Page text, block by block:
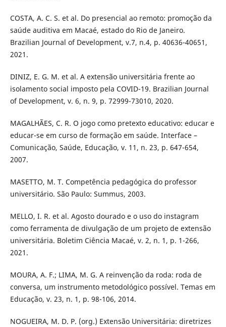
COSTA, A. C. S. et al. Do presencial ao remoto: promoção da
saúde auditiva em Macaé, estado do Rio de Janeiro.
Brazilian Journal of Development, v.7, n.4, p. 40636-40651,
2021.
DINIZ, E. G. M. et al. A extensão universitária frente ao
isolamento social imposto pela COVID-19. Brazilian Journal
of Development, v. 6, n. 9, p. 72999-73010, 2020.
MAGALHÃES, C. R. O jogo como pretexto educativo: educar e
educar-se em curso de formação em saúde. Interface –
Comunicação, Saúde, Educação, v. 11, n. 23, p. 647-654,
2007.
MASETTO, M. T. Competência pedagógica do professor
universitário. São Paulo: Summus, 2003.
MELLO, I. R. et al. Agosto dourado e o uso do instagram
como ferramenta de divulgação de um projeto de extensão
universitária. Boletim Ciência Macaé, v. 2, n. 1, p. 1-266,
2021.
MOURA, A. F.; LIMA, M. G. A reinvenção da roda: roda de
conversa, um instrumento metodológico possível. Temas em
Educação, v. 23, n. 1, p. 98-106, 2014.
NOGUEIRA, M. D. P. (org.) Extensão Universitária: diretrizes